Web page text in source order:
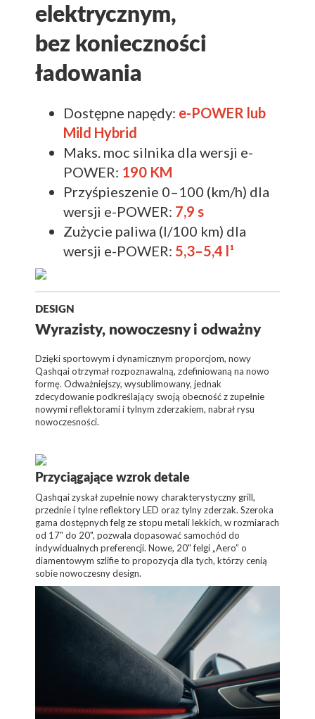
elektrycznym,
bez konieczności
ładowania
Dostępne napędy: e-POWER lub
Mild Hybrid
Maks. moc silnika dla wersji e-
POWER: 190 KM
Przyśpieszenie 0–100 (km/h) dla
wersji e-POWER: 7,9 s
Zużycie paliwa (l/100 km) dla
wersji e-POWER: 5,3–5,4 l¹
DESIGN
Wyrazisty, nowoczesny i odważny
Dzięki sportowym i dynamicznym proporcjom, nowy
Qashqai otrzymał rozpoznawalną, zdefiniowaną na nowo
formę. Odważniejszy, wysublimowany, jednak
zdecydowanie podkreślający swoją obecność z zupełnie
nowymi reflektorami i tylnym zderzakiem, nabrał rysu
nowoczesności.
Przyciągające wzrok detale
Qashqai zyskał zupełnie nowy charakterystyczny grill,
przednie i tylne reflektory LED oraz tylny zderzak. Szeroka
gama dostępnych felg ze stopu metali lekkich, w rozmiarach
od 17" do 20", pozwala dopasować samochód do
indywidualnych preferencji. Nowe, 20" felgi „Aero” o
diamentowym szlifie to propozycja dla tych, którzy cenią
sobie nowoczesny design.